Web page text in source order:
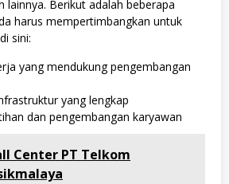
lainnya. Berikut adalah beberapa
harus mempertimbangkan untuk
sini:
yang mendukung pengembangan
yang lengkap
dan pengembangan karyawan
Center PT Telkom